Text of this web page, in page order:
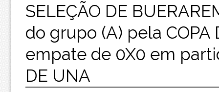
SELEÇÃO DE
do grupo (A) pela COPA
empate de 0X0 em
DE UNA